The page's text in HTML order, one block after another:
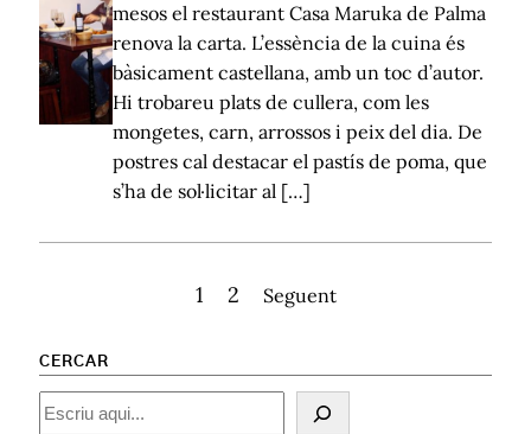
mesos el restaurant Casa Maruka de Palma
renova la carta. L’essència de la cuina és
bàsicament castellana, amb un toc d’autor.
Hi trobareu plats de cullera, com les
mongetes, carn, arrossos i peix del dia. De
postres cal destacar el pastís de poma, que
s’ha de sol·licitar al […]
1 2 Seguent
CERCAR
Cercar